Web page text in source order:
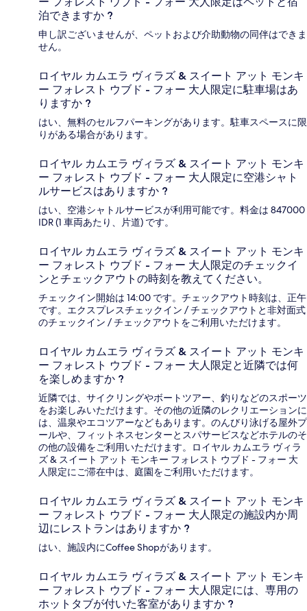
泊できますか ?
申し訳ございませんが、ペットおよび介助動物の同伴はできま
せん。
ロイヤル カムエラ ヴィラズ & スイート アット モンキ
ー フォレスト ウブド - フォー 大人限定に駐車場はあ
りますか ?
はい、無料のセルフパーキングがあります。駐車スペースに限
りがある場合があります。
ロイヤル カムエラ ヴィラズ & スイート アット モンキ
ー フォレスト ウブド - フォー 大人限定に空港シャト
ルサービスはありますか ?
はい、空港シャトルサービスが利用可能です。料金は 847000
IDR (1 車両あたり、片道) です。
ロイヤル カムエラ ヴィラズ & スイート アット モンキ
ー フォレスト ウブド - フォー 大人限定のチェックイ
ンとチェックアウトの時刻を教えてください。
チェックイン開始は 14:00 です。チェックアウト時刻は、正午
です。エクスプレスチェックイン / チェックアウトと非対面式
のチェックイン / チェックアウトをご利用いただけます。
ロイヤル カムエラ ヴィラズ & スイート アット モンキ
ー フォレスト ウブド - フォー 大人限定と近隣では何
を楽しめますか ?
近隣では、サイクリングやボートツアー、釣りなどのスポーツ
をお楽しみいただけます。その他の近隣のレクリエーションに
は、温泉やエコツアーなどもあります。のんびり泳げる屋外プ
ールや、フィットネスセンターとスパサービスなどホテルのそ
の他の設備をご利用いただけます。ロイヤル カムエラ ヴィラ
ズ & スイート アット モンキー フォレスト ウブド - フォー 大
人限定にご滞在中は、庭園をご利用いただけます。
ロイヤル カムエラ ヴィラズ & スイート アット モンキ
ー フォレスト ウブド - フォー 大人限定の施設内か周
辺にレストランはありますか ?
はい、施設内にCoffee Shopがあります。
ロイヤル カムエラ ヴィラズ & スイート アット モンキ
ー フォレスト ウブド - フォー 大人限定には、専用の
ホットタブが付いた客室がありますか ?